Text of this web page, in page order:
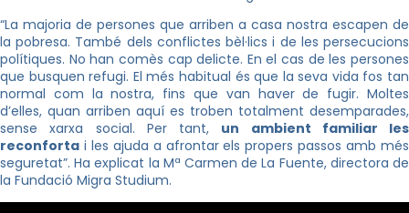
“La majoria de persones que arriben a casa nostra escapen de
la pobresa. També dels conflictes bèl·lics i de les persecucions
polítiques. No han comès cap delicte. En el cas de les persones
que busquen refugi. El més habitual és que la seva vida fos tan
normal com la nostra, fins que van haver de fugir. Moltes
d’elles, quan arriben aquí es troben totalment desemparades,
sense xarxa social. Per tant, un ambient familiar les
reconforta i les ajuda a afrontar els propers passos amb més
seguretat”. Ha explicat la Mª Carmen de La Fuente, directora de
la Fundació Migra Studium.